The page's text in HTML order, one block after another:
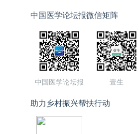
中国医学论坛报微信矩阵
中国医学论坛报 壹生
助力乡村振兴帮扶行动